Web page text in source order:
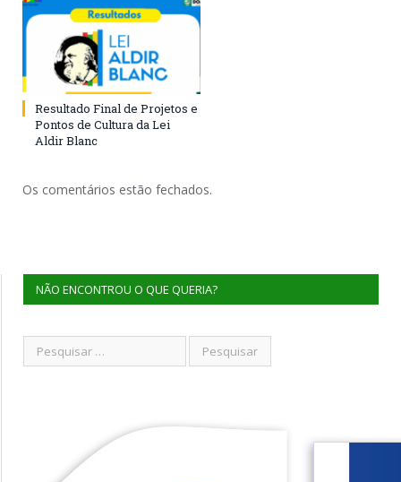
Resultado Final de Projetos e
Pontos de Cultura da Lei
Aldir Blanc
Os comentários estão fechados.
NÃO ENCONTROU O QUE QUERIA?